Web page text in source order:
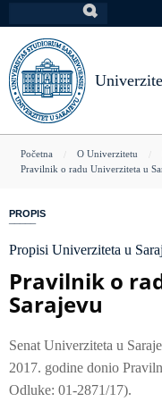
na
glavni
sadržaj
You
here
Početna O Univerzitetu
Pravilnik o radu Univerziteta u
PROPIS
Propisi Univerziteta u
Pravilnik o
Sarajevu
Senat Univerziteta u
2017. godine donio
Odluke: 01-2871/17).